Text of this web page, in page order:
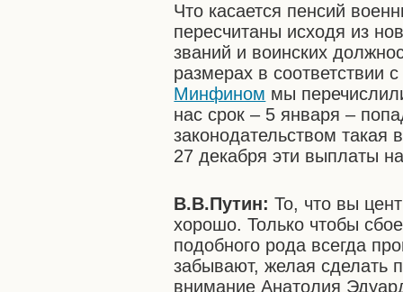
Что касается пенсий
пересчитаны исходя из
званий и воинских
размерах в соответствии
Минфином мы
нас срок – 5 января –
законодательством
27 декабря эти выплаты
В.В.Путин: То, что вы
хорошо. Только чтобы
подобного рода всегда
забывают, желая
внимание Анатолия